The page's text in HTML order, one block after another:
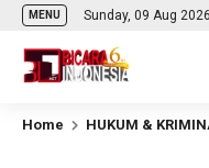
MENU Sunday, 09 Aug 2026
Home HUKUM &